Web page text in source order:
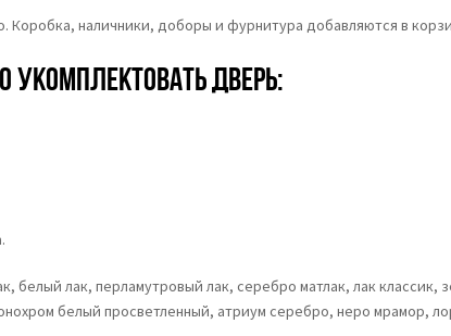
Коробка, наличники, доборы и фурнитура добавляются в
дверь:
белый лак, перламутровый лак, серебро матлак, лак
белый просветленный, атриум серебро, неро мрамор,